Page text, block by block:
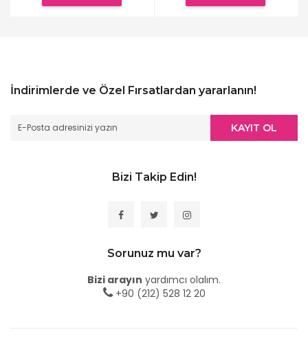
İndirimlerde ve Özel Fırsatlardan yararlanın!
KAYIT OL
Bizi Takip Edin!
Sorunuz mu var?
Bizi arayın yardımcı olalım.
+90 (212) 528 12 20